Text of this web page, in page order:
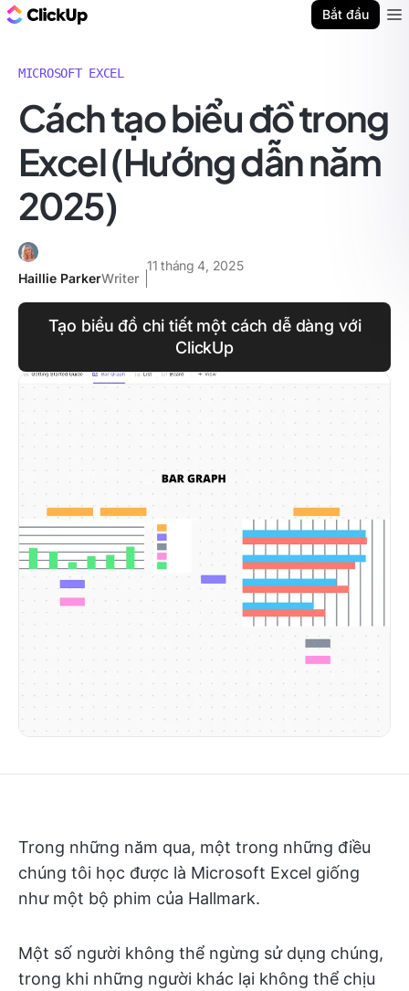
Bắt đầu
MICROSOFT EXCEL
Cách tạo biểu đồ trong
Excel (Hướng dẫn năm
2025)
Haillie ParkerWriter
11 tháng 4, 2025
Tạo biểu đồ chi tiết một cách dễ dàng với
ClickUp
Trong những năm qua, một trong những điều
chúng tôi học được là Microsoft Excel giống
như một bộ phim của Hallmark.
Một số người không thể ngừng sử dụng chúng,
trong khi những người khác lại không thể chịu